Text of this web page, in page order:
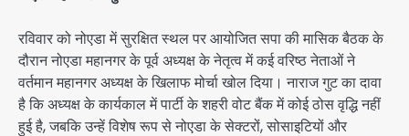
रविवार को नोएडा में सुरक्षित स्थल पर आयोजित सपा की मासिक बैठक के
दौरान नोएडा महानगर के पूर्व अध्यक्ष के नेतृत्व में कई वरिष्ठ नेताओं ने
वर्तमान महानगर अध्यक्ष के खिलाफ मोर्चा खोल दिया। नाराज गुट का दावा
है कि अध्यक्ष के कार्यकाल में पार्टी के शहरी वोट बैंक में कोई ठोस वृद्धि नहीं
हुई है, जबकि उन्हें विशेष रूप से नोएडा के सेक्टरों, सोसाइटियों और